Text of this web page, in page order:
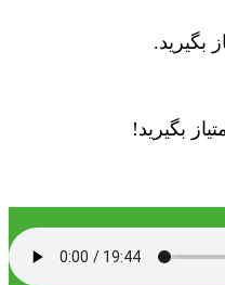
بگیرید.
بگیرید!